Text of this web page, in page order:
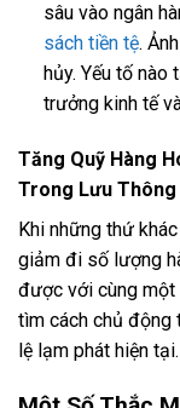
sâu vào ngân
sách tiền tệ.
hủy. Yếu tố
trưởng kinh tế
Tăng Quỹ Hàng
Trong Lưu Thông
Khi những thứ
giảm đi số lượng
được với cùng một
tìm cách chủ động
lệ lạm phát hiện tại.